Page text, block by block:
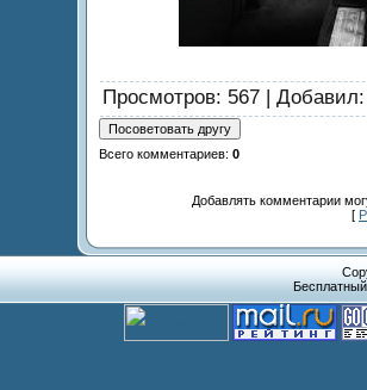
Просмотров: 567 | Добавил
Всего комментариев: 0
Добавлять комментарии
[